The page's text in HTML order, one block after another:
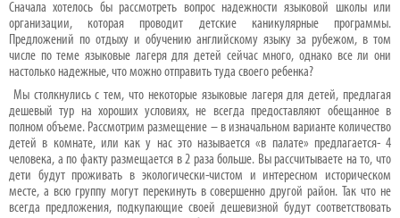
Сначала хотелось бы рассмотреть вопрос надежности языковой школы или
организации, которая проводит детские каникулярные программы.
Предложений по отдыху и обучению английскому языку за рубежом, в том
числе по теме языковые лагеря для детей сейчас много, однако все ли они
настолько надежные, что можно отправить туда своего ребенка?
Мы столкнулись с тем, что некоторые языковые лагеря для детей, предлагая
дешевый тур на хороших условиях, не всегда предоставляют обещанное в
полном объеме. Рассмотрим размещение – в изначальном варианте количество
детей в комнате, или как у нас это называется «в палате» предлагается- 4
человека, а по факту размещается в 2 раза больше. Вы рассчитываете на то, что
дети будут проживать в экологически-чистом и интересном историческом
месте, а всю группу могут перекинуть в совершенно другой район. Так что не
всегда предложения, подкупающие своей дешевизной будут соответствовать